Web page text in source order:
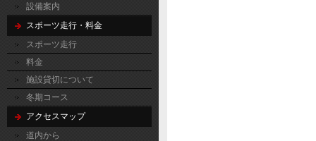
設備案内
スポーツ走行・料金
スポーツ走行
料金
施設貸切について
冬期コース
アクセスマップ
道内から